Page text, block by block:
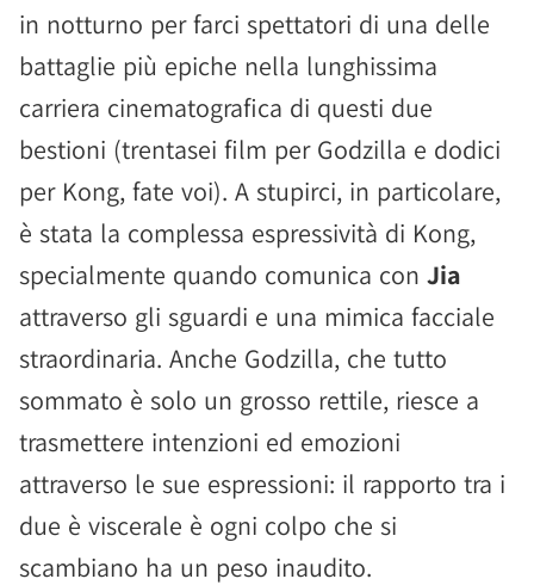
in notturno per farci spettatori di una delle
battaglie più epiche nella lunghissima
carriera cinematografica di questi due
bestioni (trentasei film per Godzilla e dodici
per Kong, fate voi). A stupirci, in particolare,
è stata la complessa espressività di Kong,
specialmente quando comunica con Jia
attraverso gli sguardi e una mimica facciale
straordinaria. Anche Godzilla, che tutto
sommato è solo un grosso rettile, riesce a
trasmettere intenzioni ed emozioni
attraverso le sue espressioni: il rapporto tra i
due è viscerale è ogni colpo che si
scambiano ha un peso inaudito.